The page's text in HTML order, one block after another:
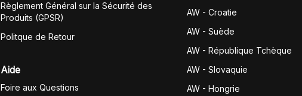
Règlement Général sur la Sécurité des
Produits (GPSR)
Politque de Retour
Aide
Foire aux Questions
AW - Croatie
AW - Suède
AW - République Tchèque
AW - Slovaquie
AW - Hongrie